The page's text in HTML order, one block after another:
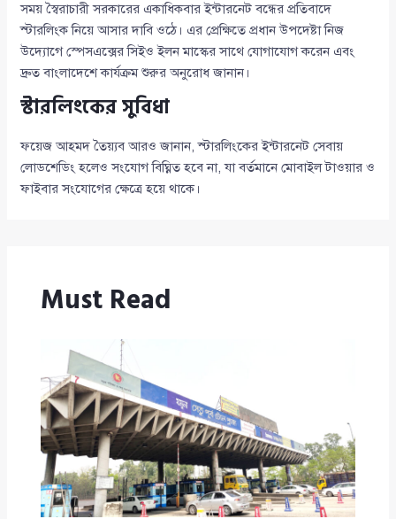
সময় স্বৈরাচারী সরকারের একাধিকবার ইন্টারনেট বন্ধের প্রতিবাদে
স্টারলিংক নিয়ে আসার দাবি ওঠে। এর প্রেক্ষিতে প্রধান উপদেষ্টা নিজ
উদ্যোগে স্পেসএক্সের সিইও ইলন মাস্কের সাথে যোগাযোগ করেন এবং
দ্রুত বাংলাদেশে কার্যক্রম শুরুর অনুরোধ জানান।
স্টারলিংকের সুবিধা
ফয়েজ আহমদ তৈয়্যব আরও জানান, স্টারলিংকের ইন্টারনেট সেবায়
লোডশেডিং হলেও সংযোগ বিঘ্নিত হবে না, যা বর্তমানে মোবাইল টাওয়ার ও
ফাইবার সংযোগের ক্ষেত্রে হয়ে থাকে।
Must Read